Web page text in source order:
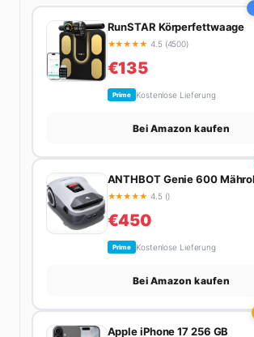
RunSTAR Körperfettwaage
★★★★★ 4.5 (4500)
€135
Prime Kostenlose Lieferung
Bei Amazon kaufen
ANTHBOT Genie 600
★★★★★ 4.5 ()
€450
Prime Kostenlose Lieferung
Bei Amazon kaufen
Apple iPhone 17 256 GB